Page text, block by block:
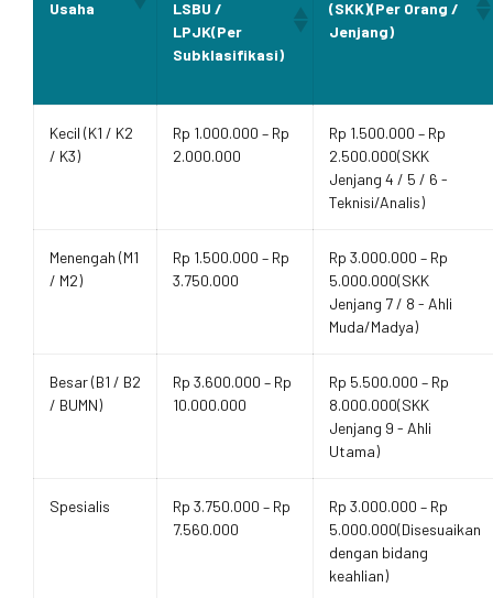
Usaha
LSBU /
LPJK(Per
Subklasifikasi)
(SKK)(Per Orang /
Jenjang)
Kecil (K1 / K2
/ K3)
Rp 1.000.000 – Rp
2.000.000
Rp 1.500.000 – Rp
2.500.000(SKK
Jenjang 4 / 5 / 6 -
Teknisi/Analis)
Menengah (M1
/ M2)
Rp 1.500.000 – Rp
3.750.000
Rp 3.000.000 – Rp
5.000.000(SKK
Jenjang 7 / 8 - Ahli
Muda/Madya)
Besar (B1 / B2
/ BUMN)
Rp 3.600.000 – Rp
10.000.000
Rp 5.500.000 – Rp
8.000.000(SKK
Jenjang 9 - Ahli
Utama)
Spesialis
Rp 3.750.000 – Rp
7.560.000
Rp 3.000.000 – Rp
5.000.000(Disesuaikan
dengan bidang
keahlian)